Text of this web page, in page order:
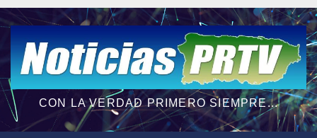
CON LA VERDAD PRIMERO SIEMPRE...